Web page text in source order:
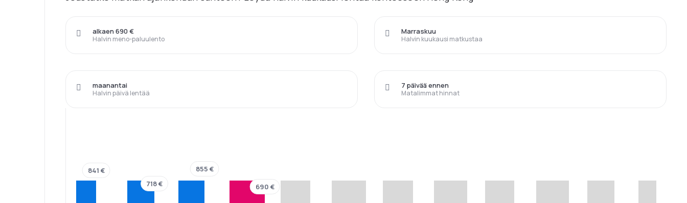
Halvin meno-paluulento
alkaen 690 €
Halvin kuukausi matkustaa
Marraskuu
Halvin päivä lentää
maanantai
Matalimmat hinnat
7 päivää ennen
841 €
718 €
855 €
690 €